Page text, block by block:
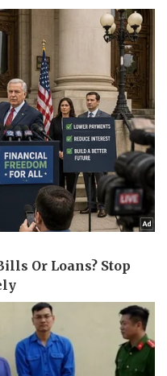
Đời sống
Tình yêu - Gia đình